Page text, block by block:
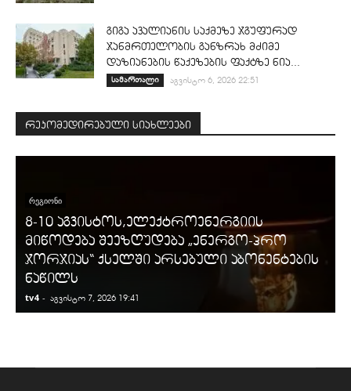
გიგა ავალიანის საქმეზე ჯგუფურად
ჯანმრთელობის განზრახ მძიმე
დაზიანების წაქეზების ფაქტზე ნია...
სამართალი აგვისტო 6, 2026 22:51
რეკომედირებული სიახლეები
ᲠᲔᲒᲘᲝᲜᲘ
8-10 აგვისტოს,ელექტროენერგიის
მიწოდება შეეზღუდება „ენერგო-პრო
ჯორჯიას“ ქსელში არსებული აბონენტების
ნაწილს
tv4 - აგვისტო 7, 2026 19:41